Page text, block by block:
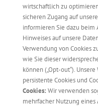
wirtschaftlich zu
sicheren Zugang auf
informieren Sie dazu beim
Hinweises auf unsere
Verwendung von Cookies
wie Sie dieser
können („Opt-out“).
persistente Cookies und
Cookies: Wir verwenden
mehrfacher Nutzung